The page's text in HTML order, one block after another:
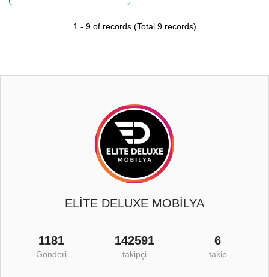
1 - 9of records (Total 9records)
ELİTE DELUXE MOBİLYA
1181
Gönderi
142591
takipçi
6
takip